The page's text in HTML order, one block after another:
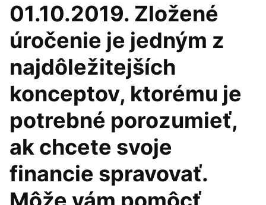
01.10.2019. Zložené
úročenie je jedným z
najdôležitejších
konceptov, ktorému je
potrebné porozumieť,
ak chcete svoje
financie spravovať.